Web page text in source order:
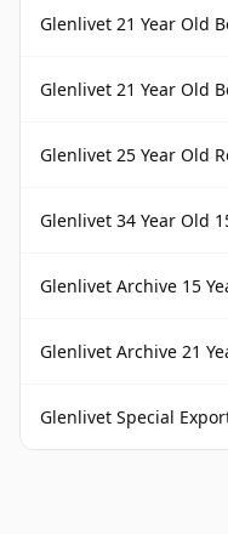
Glenlivet 21 Year Old
Glenlivet 21 Year Old
Glenlivet 25 Year Old
Glenlivet 34 Year Old
Glenlivet Archive 15
Glenlivet Archive 21
Glenlivet Special